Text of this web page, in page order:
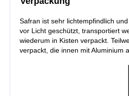
Safran ist sehr lichtempfindlich
vor Licht geschützt, transportiert
wiederum in Kisten verpackt.
verpackt, die innen mit Aluminium